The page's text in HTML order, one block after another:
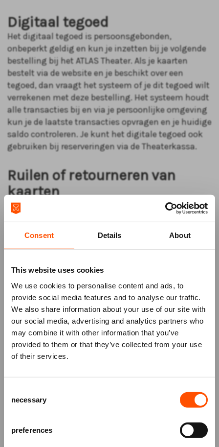
Consent Details About
This website uses cookies
We use cookies to personalise content and ads, to
provide social media features and to analyse our traffic.
We also share information about your use of our site with
our social media, advertising and analytics partners who
may combine it with other information that you’ve
provided to them or that they’ve collected from your use
of their services.
Selection
necessary
preferences
Digitaal tegoed
Het digitaal tegoed is persoonsgebonden,
onbeperkt geldig en kun je inzetten bij je volgende
bestelling bij het ATLAS Theater. Als je kaarten
bestelt via de website en je beschikt over een
tegoed, dan vraagt het systeem of je dit tegoed wilt
verrekenen met deze bestelling. Het systeem houdt
alle transacties bij en via je persoonlijke omgeving
kun je de laatste transacties opvragen en je huidige
saldo controleren. Je kunt het digitale tegoed ook
gebruiken bij reserveringen via de Theaterkassa.
Ruilen of retourneren van
kaarten
Gekochte kaarten worden niet teruggenomen. Als
je door omstandigheden niet naar het theater kunt
komen, draagt het theater daarvoor geen
de kaarten omgeruild worden voor een digitaal
annuleringskosten in rekening gebracht. We
ontvangen de annulering uiterlijk drie dagen
voorafgaand aan de voorstelling, anders kunnen de
kaarten niet worden geretourneerd.
Terugbrengen of omruilen is niet mogelijk bij
een goedkoper kaartje). Na de omruiltermijn (één
dag voor de voorstelling, voor 15:00 uur) kun je je
kaarten niet meer retourneren. Wanneer je door
komen, dan draagt het ATLAS Theater daarvoor
Mis niks
en speciale aanbiedingen!